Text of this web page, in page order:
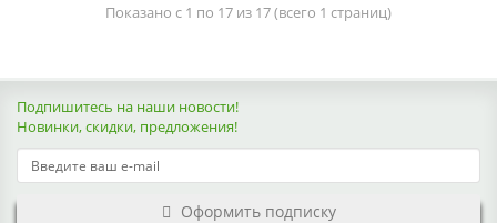
Показано с 1 по 17 из 17 (всего 1 страниц)
Подпишитесь на наши новости!
Новинки, скидки, предложения!
Оформить подписку